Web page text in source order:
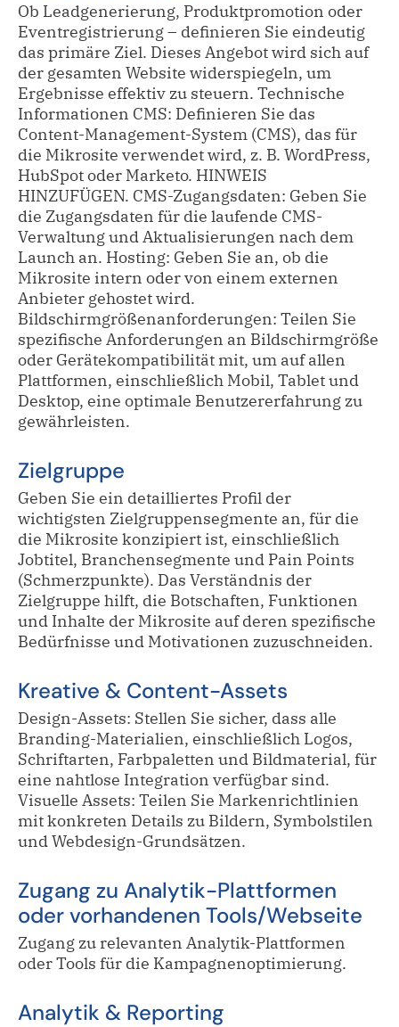
Ob Leadgenerierung, Produktpromotion oder
Eventregistrierung – definieren Sie eindeutig
das primäre Ziel. Dieses Angebot wird sich auf
der gesamten Website widerspiegeln, um
Ergebnisse effektiv zu steuern. Technische
Informationen CMS: Definieren Sie das
Content-Management-System (CMS), das für
die Mikrosite verwendet wird, z. B. WordPress,
HubSpot oder Marketo. HINWEIS
HINZUFÜGEN. CMS-Zugangsdaten: Geben Sie
die Zugangsdaten für die laufende CMS-
Verwaltung und Aktualisierungen nach dem
Launch an. Hosting: Geben Sie an, ob die
Mikrosite intern oder von einem externen
Anbieter gehostet wird.
Bildschirmgrößenanforderungen: Teilen Sie
spezifische Anforderungen an Bildschirmgröße
oder Gerätekompatibilität mit, um auf allen
Plattformen, einschließlich Mobil, Tablet und
Desktop, eine optimale Benutzererfahrung zu
gewährleisten.
Zielgruppe
Geben Sie ein detailliertes Profil der
wichtigsten Zielgruppensegmente an, für die
die Mikrosite konzipiert ist, einschließlich
Jobtitel, Branchensegmente und Pain Points
(Schmerzpunkte). Das Verständnis der
Zielgruppe hilft, die Botschaften, Funktionen
und Inhalte der Mikrosite auf deren spezifische
Bedürfnisse und Motivationen zuzuschneiden.
Kreative & Content-Assets
Design-Assets: Stellen Sie sicher, dass alle
Branding-Materialien, einschließlich Logos,
Schriftarten, Farbpaletten und Bildmaterial, für
eine nahtlose Integration verfügbar sind.
Visuelle Assets: Teilen Sie Markenrichtlinien
mit konkreten Details zu Bildern, Symbolstilen
und Webdesign-Grundsätzen.
Zugang zu Analytik-Plattformen
oder vorhandenen Tools/Webseite
Zugang zu relevanten Analytik-Plattformen
oder Tools für die Kampagnenoptimierung.
Analytik & Reporting